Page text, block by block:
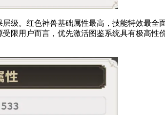
。红色神兽基础属性最高，技能特效最全
限用户而言，优先激活图鉴系统具有极高